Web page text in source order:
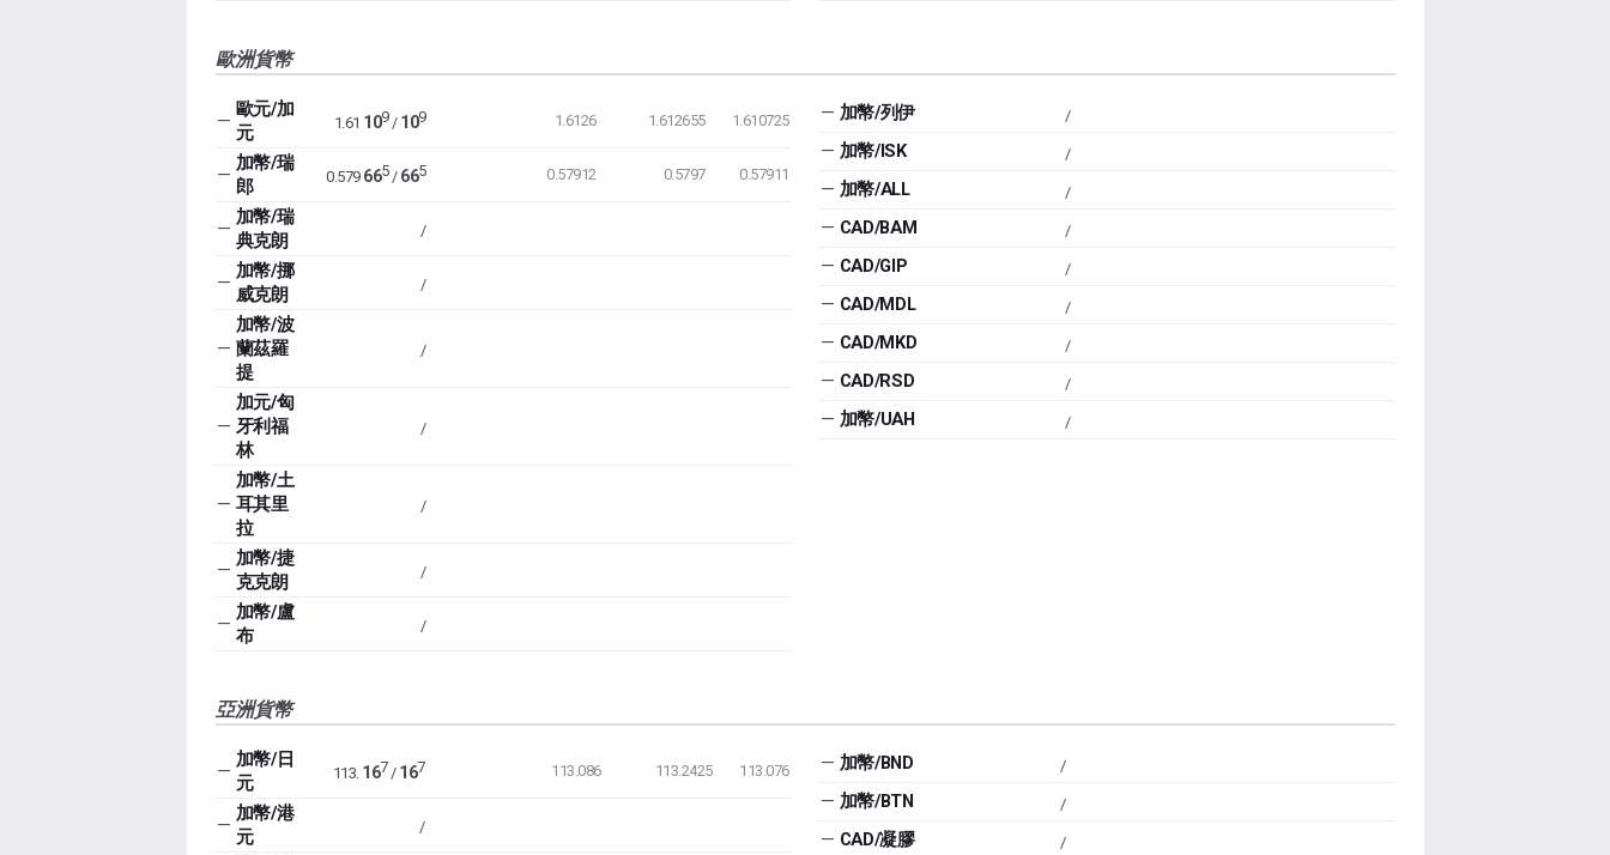
歐洲貨幣
—
歐元/加
元
1.61 109/ 109 1.6126 1.612655 1.610725
—
加幣/瑞
郎
0.579 665/ 665 0.57912 0.5797 0.57911
—
加幣/瑞
典克朗
/
—
加幣/挪
威克朗
/
—
加幣/波
蘭茲羅
提
/
—
加元/匈
牙利福
林
/
—
加幣/土
耳其里
拉
/
—
加幣/捷
克克朗
/
—
加幣/盧
布
/
— 加幣/列伊 /
— 加幣/ISK /
— 加幣/ALL /
— CAD/BAM /
— CAD/GIP /
— CAD/MDL /
— CAD/MKD /
— CAD/RSD /
— 加幣/UAH /
亞洲貨幣
—
加幣/日
元
113. 167/ 167 113.086 113.2425 113.076
—
加幣/港
元
/
— 加幣/BND /
— 加幣/BTN /
— CAD/凝膠 /